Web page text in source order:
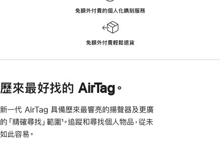
免額外付費的個人化鐫刻服務
免額外付費輕鬆退貨
歷來最好找的 AirTag。
新一代 AirTag 具備歷來最響亮的揚聲器及更廣
的「精確尋找」範圍¹。追蹤和尋找個人物品，從未
如此容易。